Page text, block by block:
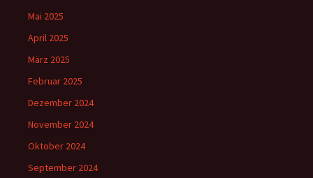
Mai 2025
April 2025
März 2025
Februar 2025
Dezember 2024
November 2024
Oktober 2024
September 2024